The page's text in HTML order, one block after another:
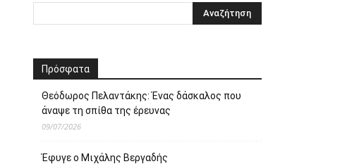
Πρόσφατα
Θεόδωρος Πελαντάκης: Ένας δάσκαλος που
άναψε τη σπίθα της έρευνας
09/07/2026
Έφυγε ο Μιχάλης Βεργαδής